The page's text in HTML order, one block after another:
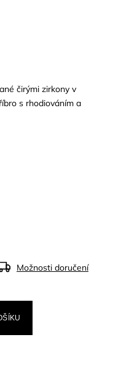
čirými zirkony v
s rhodiováním a
Možnosti doručení